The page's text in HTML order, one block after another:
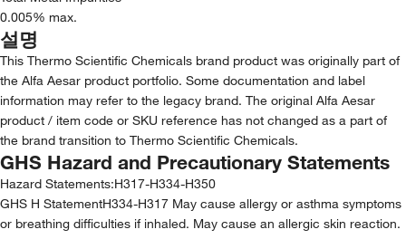
0.005% max.
설명
This Thermo Scientific Chemicals brand product was originally part of
the Alfa Aesar product portfolio. Some documentation and label
information may refer to the legacy brand. The original Alfa Aesar
product / item code or SKU reference has not changed as a part of
the brand transition to Thermo Scientific Chemicals.
GHS Hazard and Precautionary Statements
Hazard Statements:H317-H334-H350
GHS H StatementH334-H317 May cause allergy or asthma symptoms
or breathing difficulties if inhaled. May cause an allergic skin reaction.